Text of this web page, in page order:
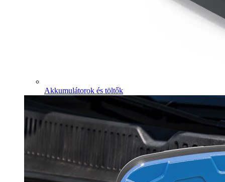
Akkumulátorok és töltők